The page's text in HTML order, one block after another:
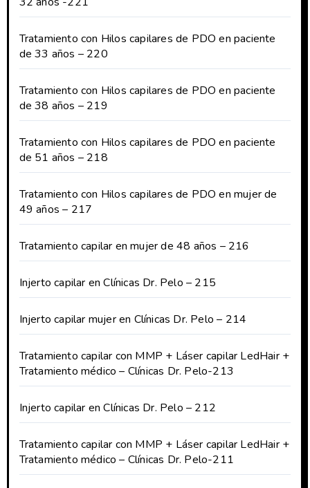
Tratamiento con Hilos capilares de PDO en paciente
de 33 años – 220
Tratamiento con Hilos capilares de PDO en paciente
de 38 años – 219
Tratamiento con Hilos capilares de PDO en paciente
de 51 años – 218
Tratamiento con Hilos capilares de PDO en mujer de
49 años – 217
Tratamiento capilar en mujer de 48 años – 216
Injerto capilar en Clínicas Dr. Pelo – 215
Injerto capilar mujer en Clínicas Dr. Pelo – 214
Tratamiento capilar con MMP + Láser capilar LedHair +
Tratamiento médico – Clínicas Dr. Pelo-213
Injerto capilar en Clínicas Dr. Pelo – 212
Tratamiento capilar con MMP + Láser capilar LedHair +
Tratamiento médico – Clínicas Dr. Pelo-211